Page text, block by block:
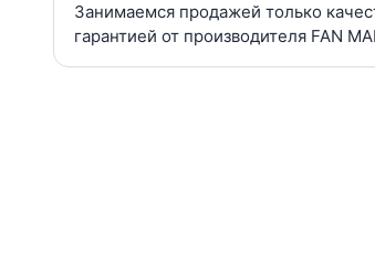
Занимаемся продажей только
гарантией от производителя FAN